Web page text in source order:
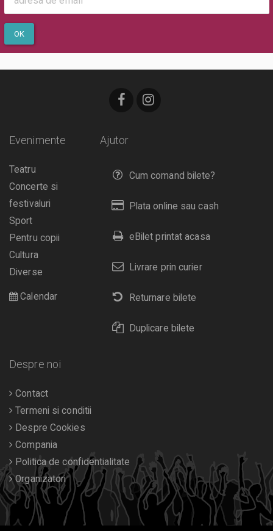
OK
Ajutor
Cum comand bilete?
Plata online sau cash
eBilet printat acasa
Livrare prin curier
Returnare bilete
Duplicare bilete
Evenimente
Teatru
Concerte si
festivaluri
Sport
Pentru copii
Cultura
Diverse
Calendar
Despre noi
Contact
Termeni si conditii
Despre Cookies
Compania
Politica de confidentialitate
Organizatori